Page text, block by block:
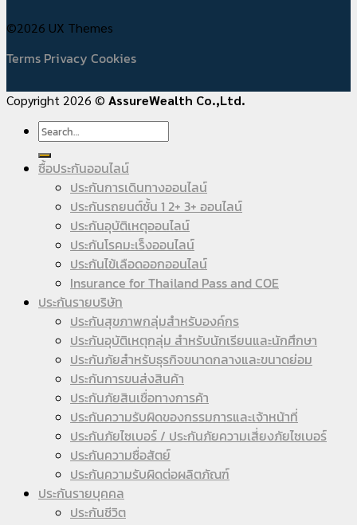
©2026 UX Themes
Terms Privacy Cookies
Copyright 2026 © AssureWealth Co.,Ltd.
ซื้อประกันออนไลน์
ประกันการเดินทางออนไลน์
ประกันรถยนต์ชั้น 1 2+ 3+ ออนไลน์
ประกันอุบัติเหตุออนไลน์
ประกันโรคมะเร็งออนไลน์
ประกันไข้เลือดออกออนไลน์
Insurance for Thailand Pass and COE
ประกันรายบริษัท
ประกันสุขภาพกลุ่มสำหรับองค์กร
ประกันอุบัติเหตุกลุ่ม สำหรับนักเรียนและนักศึกษา
ประกันภัยสำหรับธุรกิจขนาดกลางและขนาดย่อม
ประกันการขนส่งสินค้า
ประกันภัยสินเชื่อทางการค้า
ประกันความรับผิดของกรรมการและเจ้าหน้าที่
ประกันภัยไซเบอร์ / ประกันภัยความเสี่ยงภัยไซเบอร์
ประกันความซื่อสัตย์
ประกันความรับผิดต่อผลิตภัณฑ์
ประกันรายบุคคล
ประกันชีวิต